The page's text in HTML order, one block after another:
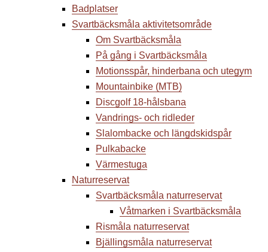
Badplatser
Svartbäcksmåla aktivitetsområde
Om Svartbäcksmåla
På gång i Svartbäcksmåla
Motionsspår, hinderbana och utegym
Mountainbike (MTB)
Discgolf 18-hålsbana
Vandrings- och ridleder
Slalombacke och längdskidspår
Pulkabacke
Värmestuga
Naturreservat
Svartbäcksmåla naturreservat
Våtmarken i Svartbäcksmåla
Rismåla naturreservat
Bjällingsmåla naturreservat